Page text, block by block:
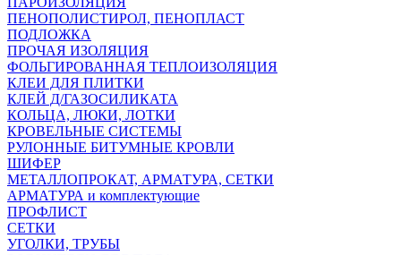
ПЕНОПОЛИСТИРОЛ, ПЕНОПЛАСТ
ПОДЛОЖКА
ПРОЧАЯ ИЗОЛЯЦИЯ
ФОЛЬГИРОВАННАЯ ТЕПЛОИЗОЛЯЦИЯ
КЛЕИ ДЛЯ ПЛИТКИ
КЛЕЙ Д/ГАЗОСИЛИКАТА
КОЛЬЦА, ЛЮКИ, ЛОТКИ
КРОВЕЛЬНЫЕ СИСТЕМЫ
РУЛОННЫЕ БИТУМНЫЕ КРОВЛИ
ШИФЕР
МЕТАЛЛОПРОКАТ, АРМАТУРА, СЕТКИ
АРМАТУРА и комплектующие
ПРОФЛИСТ
СЕТКИ
УГОЛКИ, ТРУБЫ